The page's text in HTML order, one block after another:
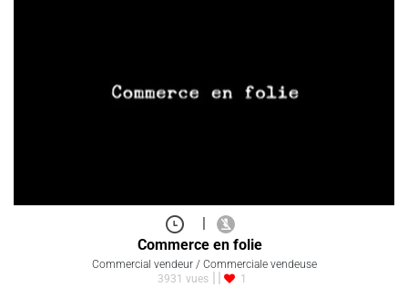
Commerce en folie
Commercial vendeur / Commerciale vendeuse
3931 vues
1